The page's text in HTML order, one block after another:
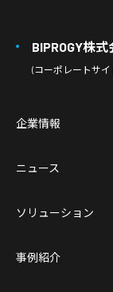
BIPROGY株式
(コーポレートサ
企業情報
ニュース
ソリューション
事例紹介